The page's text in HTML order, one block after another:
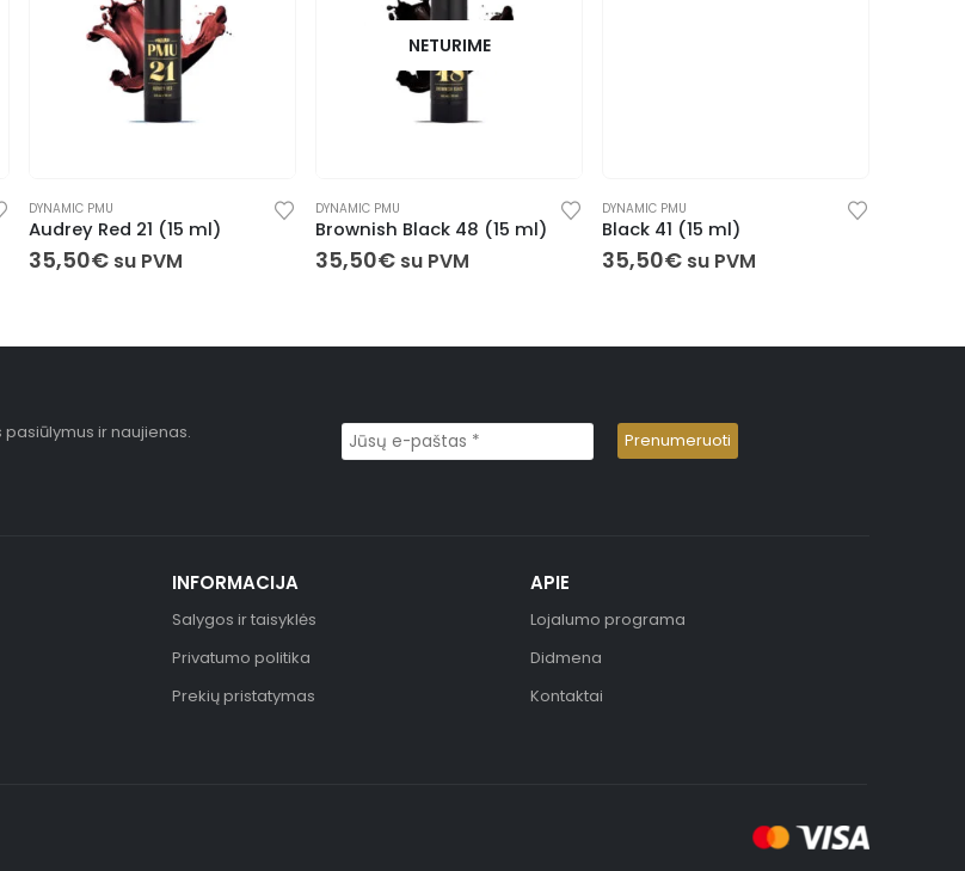
DYNAMIC PMU
Audrey Red 21 (15 ml)
35,50€ su PVM
NETURIME
DYNAMIC PMU
Brownish Black 48 (15 ml)
35,50€ su PVM
DYNAMIC PMU
Black 41 (15 ml)
35,50€ su PVM
pasiūlymus ir naujienas.
INFORMACIJA
Salygos ir taisyklės
Privatumo politika
Prekių pristatymas
APIE
Lojalumo programa
Didmena
Kontaktai